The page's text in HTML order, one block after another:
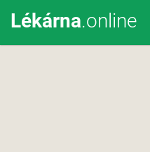
Lékárna.online